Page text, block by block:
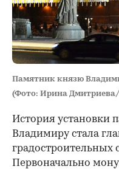
Памятник князю
(Фото: Ирина
История установки
Владимиру стала
градостроительных
Первоначально